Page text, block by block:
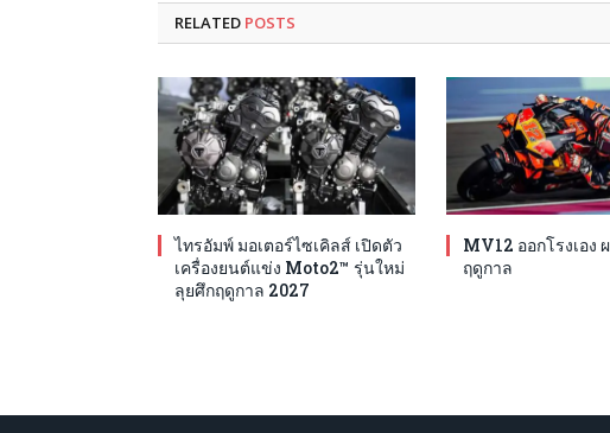
RELATED POSTS
ไทรอัมพ์ มอเตอร์ไซเคิลส์ เปิดตัว
เครื่องยนต์แข่ง Moto2™ รุ่นใหม่
ลุยศึกฤดูกาล 2027
MV12 ออกโรงเอง
ฤดูกาล